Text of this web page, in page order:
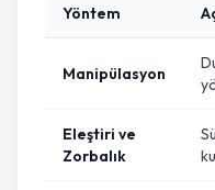
Yöntem
Manipülasyon
Eleştiri ve
Zorbalık